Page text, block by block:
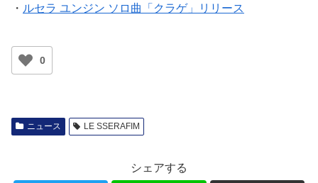
・ ルセラ ユンジン ソロ曲「クラゲ」リリース
0
ニュース LE SSERAFIM
シェアする